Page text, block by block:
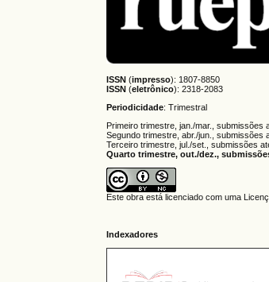
ISSN (impresso): 1807-8850
ISSN (eletrônico):2318-2083
Periodicidade: Trimestral
Primeiro trimestre, jan./mar., submissões
Segundo trimestre, abr./jun., submissões
Terceiro trimestre, jul./set., submissões
Quarto trimestre, out./dez.,
Este obra está licenciado com uma
Indexadores